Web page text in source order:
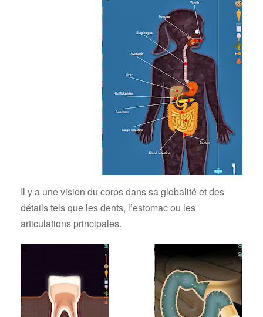
Il y a une vision du corps dans sa globalité et des
détails tels que les dents, l’estomac ou les
articulations principales.